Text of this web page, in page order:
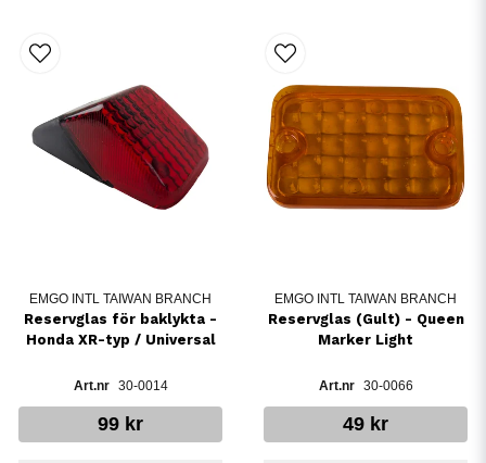
EMGO INTL TAIWAN BRANCH
Reservglas för baklykta -
Honda XR-typ / Universal
30-0014
99 kr
EMGO INTL TAIWAN BRANCH
Reservglas (Gult) - Queen
Marker Light
30-0066
49 kr